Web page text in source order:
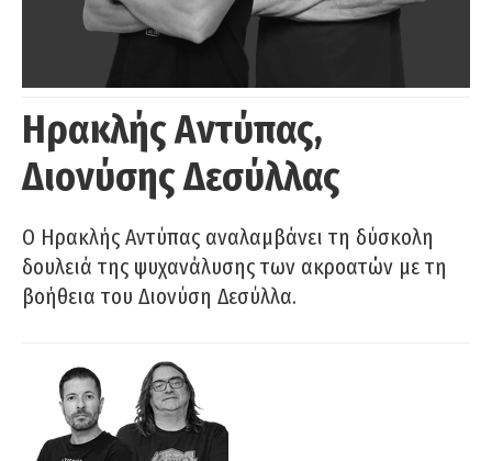
Ηρακλής Αντύπας,
Διονύσης Δεσύλλας
Ο Ηρακλής Αντύπας αναλαμβάνει τη δύσκολη
δουλειά της ψυχανάλυσης των ακροατών με τη
βοήθεια του Διονύση Δεσύλλα.